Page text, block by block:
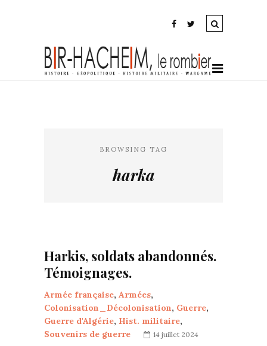
BROWSING TAG
harka
Harkis, soldats abandonnés.
Témoignages.
Armée française, Armées,
Colonisation_Décolonisation, Guerre,
Guerre d'Algérie, Hist. militaire,
Souvenirs de guerre
14 juillet 2024